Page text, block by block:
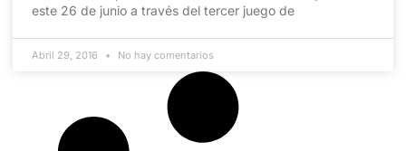
este 26 de junio a través del tercer juego de
Abril 29, 2016 No hay comentarios